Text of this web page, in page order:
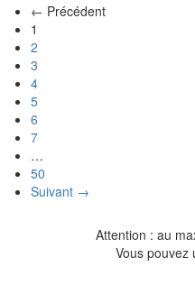
← Précédent
1
2
3
4
5
6
7
…
50
Suivant →
Attention : au
Vous pouvez